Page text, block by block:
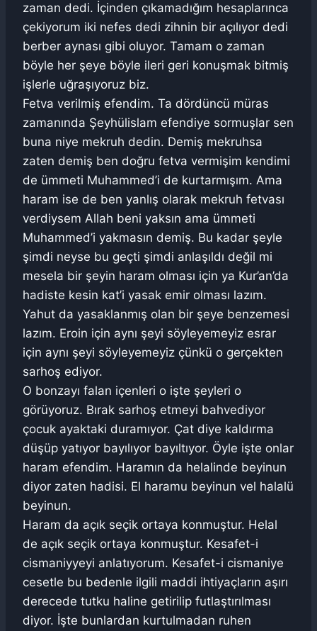
zaman dedi. İçinden çıkamadığım hesaplarınca
çekiyorum iki nefes dedi zihnin bir açılıyor dedi
berber aynası gibi oluyor. Tamam o zaman
böyle her şeye böyle ileri geri konuşmak bitmiş
işlerle uğraşıyoruz biz.
Fetva verilmiş efendim. Ta dördüncü müras
zamanında Şeyhülislam efendiye sormuşlar sen
buna niye mekruh dedin. Demiş mekruhsa
zaten demiş ben doğru fetva vermişim kendimi
de ümmeti Muhammed’i de kurtarmışım. Ama
haram ise de ben yanlış olarak mekruh fetvası
verdiysem Allah beni yaksın ama ümmeti
Muhammed’i yakmasın demiş. Bu kadar şeyle
şimdi neyse bu geçti şimdi anlaşıldı değil mi
mesela bir şeyin haram olması için ya Kur’an’da
hadiste kesin kat’i yasak emir olması lazım.
Yahut da yasaklanmış olan bir şeye benzemesi
lazım. Eroin için aynı şeyi söyleyemeyiz esrar
için aynı şeyi söyleyemeyiz çünkü o gerçekten
sarhoş ediyor.
O bonzayı falan içenleri o işte şeyleri o
görüyoruz. Bırak sarhoş etmeyi bahvediyor
çocuk ayaktaki duramıyor. Çat diye kaldırma
düşüp yatıyor bayılıyor bayıltıyor. Öyle işte onlar
haram efendim. Haramın da helalinde beyinun
diyor zaten hadisi. El haramu beyinun vel halalü
beyinun.
Haram da açık seçik ortaya konmuştur. Helal
de açık seçik ortaya konmuştur. Kesafet-i
cismaniyyeyi anlatıyorum. Kesafet-i cismaniye
cesetle bu bedenle ilgili maddi ihtiyaçların aşırı
derecede tutku haline getirilip futlaştırılması
diyor. İşte bunlardan kurtulmadan ruhen